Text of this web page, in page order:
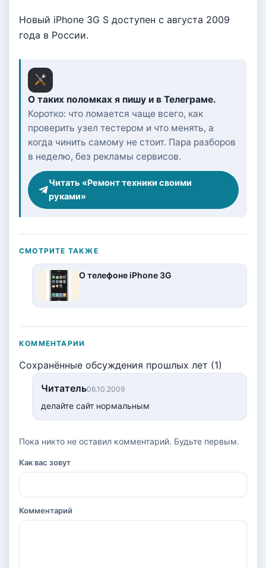
Новый iPhone 3G S доступен с августа 2009
года в России.
О таких поломках я пишу и в Телеграме.
Коротко: что ломается чаще всего, как
проверить узел тестером и что менять, а
когда чинить самому не стоит. Пара разборов
в неделю, без рекламы сервисов.
Читать «Ремонт техники своими
руками»
СМОТРИТЕ ТАКЖЕ
О телефоне iPhone 3G
КОММЕНТАРИИ
Сохранённые обсуждения прошлых лет (1)
Читатель06.10.2009
делайте сайт нормальным
Пока никто не оставил комментарий. Будьте первым.
Как вас зовут
Комментарий